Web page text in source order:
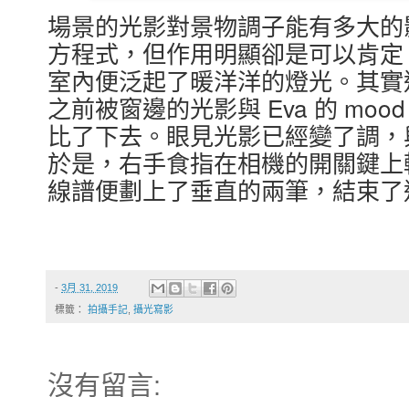
場景的光影對景物調子能有多大
方程式，但作用明顯卻是可以肯
室內便泛起了暖洋洋的燈光。其
之前被窗邊的光影與 Eva 的
比了下去。眼見光影已經變了調
於是，右手食指在相機的開關鍵
線譜便劃上了垂直的兩筆，結束
- 3月 31, 2019
標籤： 拍攝手記, 攝光寫影
沒有留言: